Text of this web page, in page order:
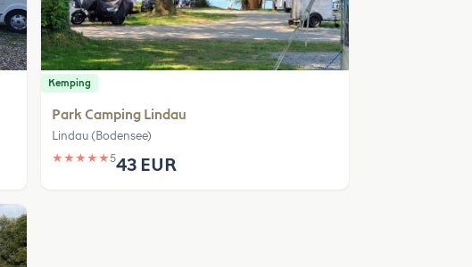
Kemping
Park Camping Lindau
Lindau (Bodensee)
★ ★ ★ ★ ★543 EUR